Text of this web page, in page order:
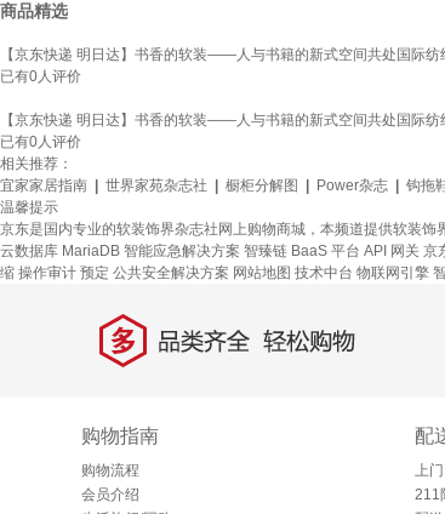
商品精选
【京东快递 明日达】书香的软装——人与书籍的新式空间共处国际
已有0人评价
【京东快递 明日达】书香的软装——人与书籍的新式空间共处国际
已有0人评价
相关推荐：
宜家家居指南
世界家苑杂志社 橱柜分解图 Power杂志 钩拖
温馨提示
京东是国内专业的软装饰界杂志社网上购物商城，本频道提供软装
云数据库 MariaDB 智能应急解决方案 智臻链 BaaS 平台 API 网关 京
缩 操作审计 预定 公共安全解决方案 网站地图 技术中台 物联网引擎
多 品类齐全，轻松购物
购物指南
购物流程
会员介绍
配
上
211